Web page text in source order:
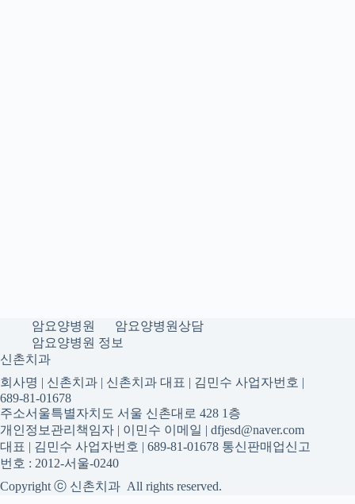
암요양병원
암요양병원상담
암요양병원 정보
신촌치과
회사명 | 신촌치과 | 신촌치과 대표 | 김민수 사업자번호 |
689-81-01678
주소서울특별자치도 서울 신촌대로 428 1층
개인정보관리책임자 | 이민수 이메일 | dfjesd@naver.com
대표 | 김민수 사업자번호 | 689-81-01678 통신판매업신고
번호 : 2012-서울-0240
Copyright ⓒ 신촌치과 All rights reserved.